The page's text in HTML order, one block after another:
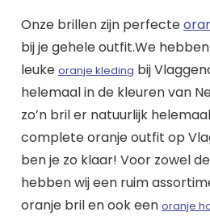
Onze brillen zijn perfecte
bij je gehele outfit.We
leuke oranje kleding bij
helemaal in de kleuren van
zo’n bril er natuurlijk
complete oranje outfit op
ben je zo klaar! Voor zowel
hebben wij een ruim
oranje bril en ook een oranje